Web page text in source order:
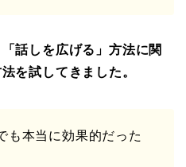
「話しを広げる」方法に関
を試してきました。
も本当に効果的だった